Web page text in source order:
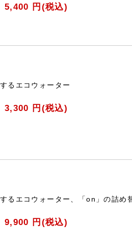
5,400 円(税込)
るエコウォーター
3,300 円(税込)
るエコウォーター、「on」の詰め
9,900 円(税込)